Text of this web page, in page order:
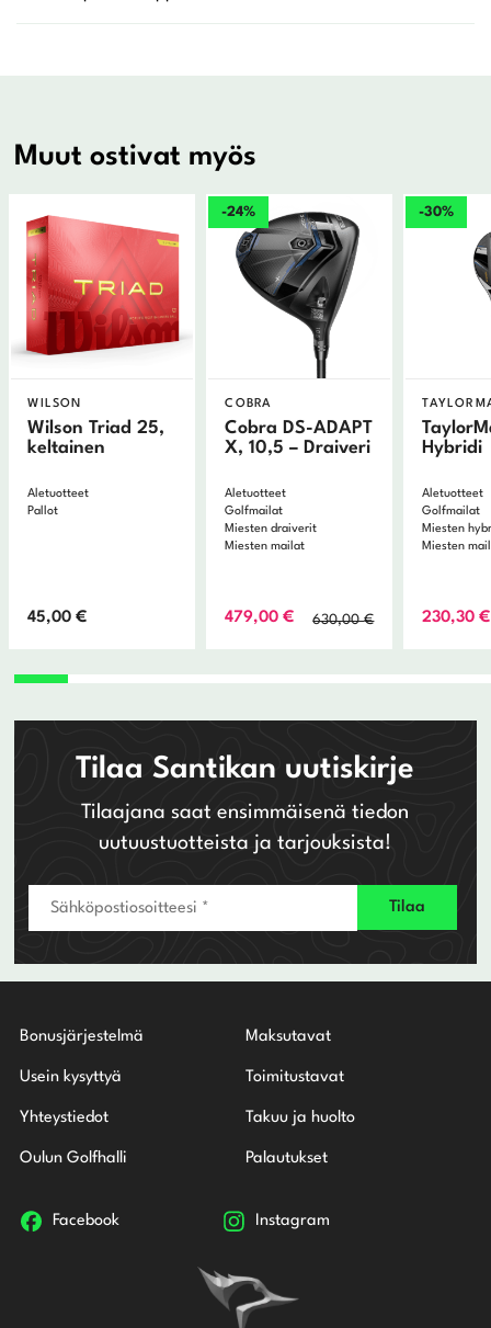
Muut ostivat myös
WILSON
Wilson Triad 25,
keltainen
Aletuotteet
Pallot
45,00€
-24%
COBRA
Cobra DS-ADAPT
X, 10,5 – Draiveri
Aletuotteet
Golfmailat
Miesten draiverit
Miesten mailat
630,00€Alkuperäinen
479,00€
Nykyinen
-30%
Hybridi
Aletuotteet
Golfmailat
Miesten
Miesten
230,30€
Tilaa Santikan uutiskirje
Tilaajana saat ensimmäisenä tiedon
uutuustuotteista ja tarjouksista!
Bonusjärjestelmä
Usein kysyttyä
Yhteystiedot
Oulun Golfhalli
Maksutavat
Toimitustavat
Takuu ja huolto
Palautukset
Facebook Instagram